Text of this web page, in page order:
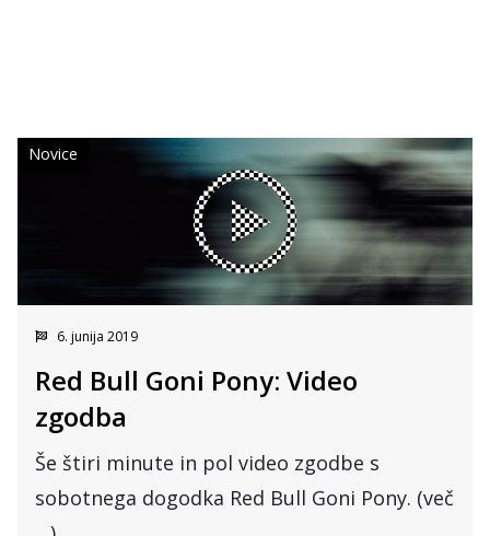
6. junija 2019
Red Bull Goni Pony: Video
zgodba
Še štiri minute in pol video zgodbe s
sobotnega dogodka Red Bull Goni Pony. (več
Novice